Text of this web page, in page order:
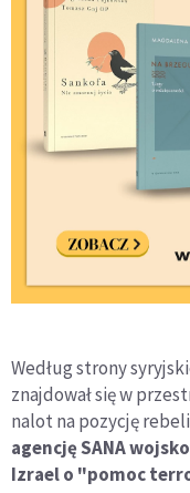
Według strony
znajdował się w
nalot na pozycję
agencję SANA
Izrael o "pomoc